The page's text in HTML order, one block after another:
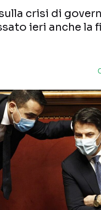
crisi di
ieri anche la